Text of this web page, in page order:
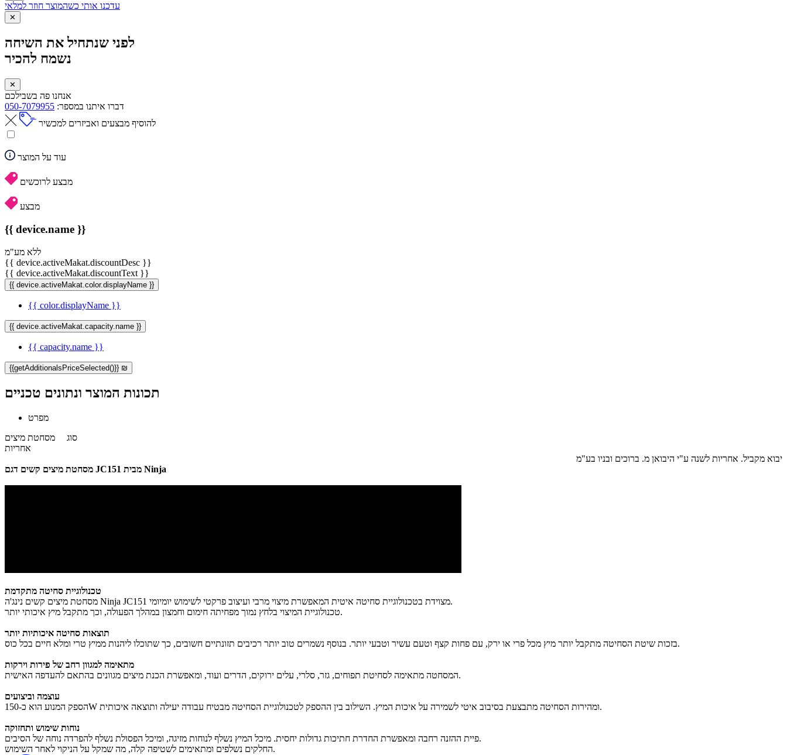
עדכנו אותי כשהמוצר חוזר למלאי
✕
לפני שנתחיל את השיחה
נשמח להכיר
✕
אנחנו פה בשבילכם
דברו איתנו במספר: 050-7079955
להוסיף מבצעים ואביזרים למכשיר
עוד על המוצר
מבצע לרוכשים
מבצע
{{ device.name }}
ללא מע"מ
{{ device.activeMakat.discountDesc }}
{{ device.activeMakat.discountText }}
{{ device.activeMakat.color.displayName }}
{{ color.displayName }}
{{ device.activeMakat.capacity.name }}
{{ capacity.name }}
{{getAdditionalsPriceSelected()}} ₪
תכונות המוצר ונתונים טכניים
מפרט
סוג מסחטת מיצים
אחריות
יבוא מקביל. אחריות לשנה ע"י היבואן מ. ברוכים ובניו בע"מ
מסחטת מיצים קשים דגם JC151 מבית Ninja​
טכנולוגיית סחיטה מתקדמת
מסחטת מיצים קשים נינג'ה Ninja JC151 מצוידת בטכנולוגיית סחיטה איטית המאפשרת מיצוי מרבי ועיצוב פרקטי לשימוש יומיומי.
טכנולוגיית המיצוי בלחץ נמוך מפחיתה חימום וחמצון במהלך הפעולה, וכך מתקבל מיץ איכותי יותר.
תוצאות סחיטה איכותיות יותר
בזכות שיטת הסחיטה מתקבל יותר מיץ מכל פרי או ירק, עם פחות קצף וטעם עשיר וטבעי יותר. בנוסף נשמרים טוב יותר רכיבים תזונתיים חשובים, כך שתוכלו ליהנות ממיץ טרי ומלא חיים בכל כוס.
מתאימה למגוון רחב של פירות וירקות
המסחטה מתאימה לסחיטת תפוחים, גזר, סלרי, עלים ירוקים, הדרים ועוד, ומאפשרת הכנת מיצים מגוונים בהתאם להעדפה האישית.
עוצמה וביצועים
הספק המנוע הוא כ-150W ומהירות הסחיטה מתבצעת בסיבוב איטי לשמירה על איכות המיץ. השילוב בין ההספק לטכנולוגיית הסחיטה מבטיח עבודה יעילה ותוצאה איכותית.
נוחות שימוש ותחזוקה
פיית ההזנה רחבה ומאפשרת החדרת חתיכות גדולות יחסית. מיכל המיץ נשלף לנוחות מזיגה, ומיכל הפסולת נשלף להפרדה נוחה של הסיבים.
החלקים נשלפים ומתאימים לשטיפה קלה, מה שמקל על הניקוי לאחר השימוש.